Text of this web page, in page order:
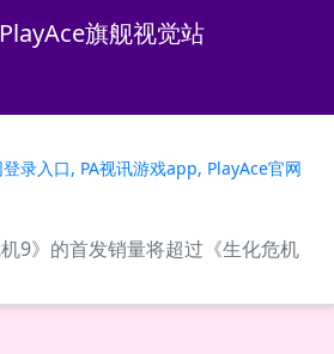
旗舰视觉站
录入口, PA视讯游戏app, PlayAce官网
9》的首发销量将超过《生化危机